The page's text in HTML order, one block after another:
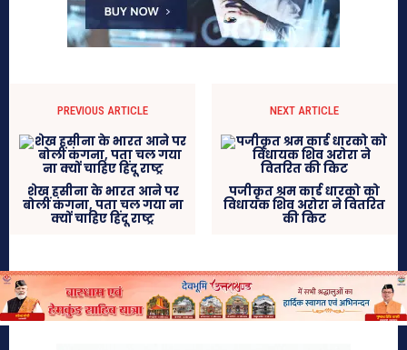
PREVIOUS ARTICLE
शेख हसीना के भारत आने पर
बोलीं कंगना, पता चल गया ना
क्यों चाहिए हिंदू राष्ट्र
NEXT ARTICLE
पजीकृत श्रम कार्ड धारको को
विधायक शिव अरोरा ने वितरित
की किट